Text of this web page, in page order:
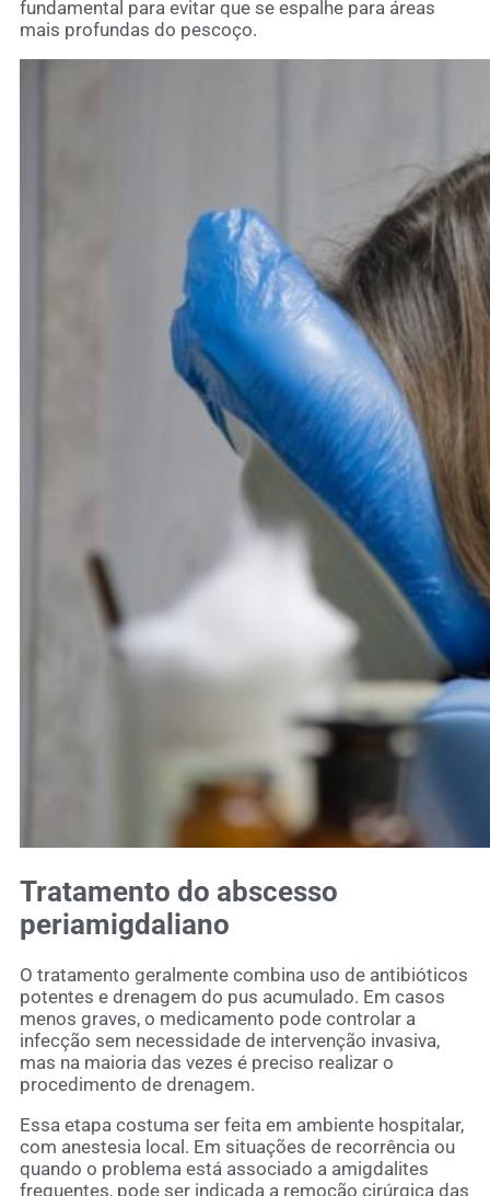
fundamental para evitar que se espalhe para áreas
mais profundas do pescoço.
Tratamento do abscesso
periamigdaliano
O tratamento geralmente combina uso de antibióticos
potentes e drenagem do pus acumulado. Em casos
menos graves, o medicamento pode controlar a
infecção sem necessidade de intervenção invasiva,
mas na maioria das vezes é preciso realizar o
procedimento de drenagem.
Essa etapa costuma ser feita em ambiente hospitalar,
com anestesia local. Em situações de recorrência ou
quando o problema está associado a amigdalites
frequentes, pode ser indicada a remoção cirúrgica das